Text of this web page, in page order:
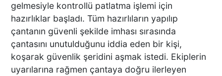
BİRBİRİNE GİRDİ!
ÜNLÜ YÖNETMEN EZEL
AKAY’A ŞOK OPERASYON!
KARDEŞİYLE GÖZALTINA
ALINDI
gelmesiyle kontrollü patlatma işlemi için
hazırlıklar başladı. Tüm hazırlıların yapılıp
çantanın güvenli şekilde imhası sırasında
çantasını unutulduğunu iddia eden bir kişi,
koşarak güvenlik şeridini aşmak istedi. Ekiplerin
uyarılarına rağmen çantaya doğru ilerleyen